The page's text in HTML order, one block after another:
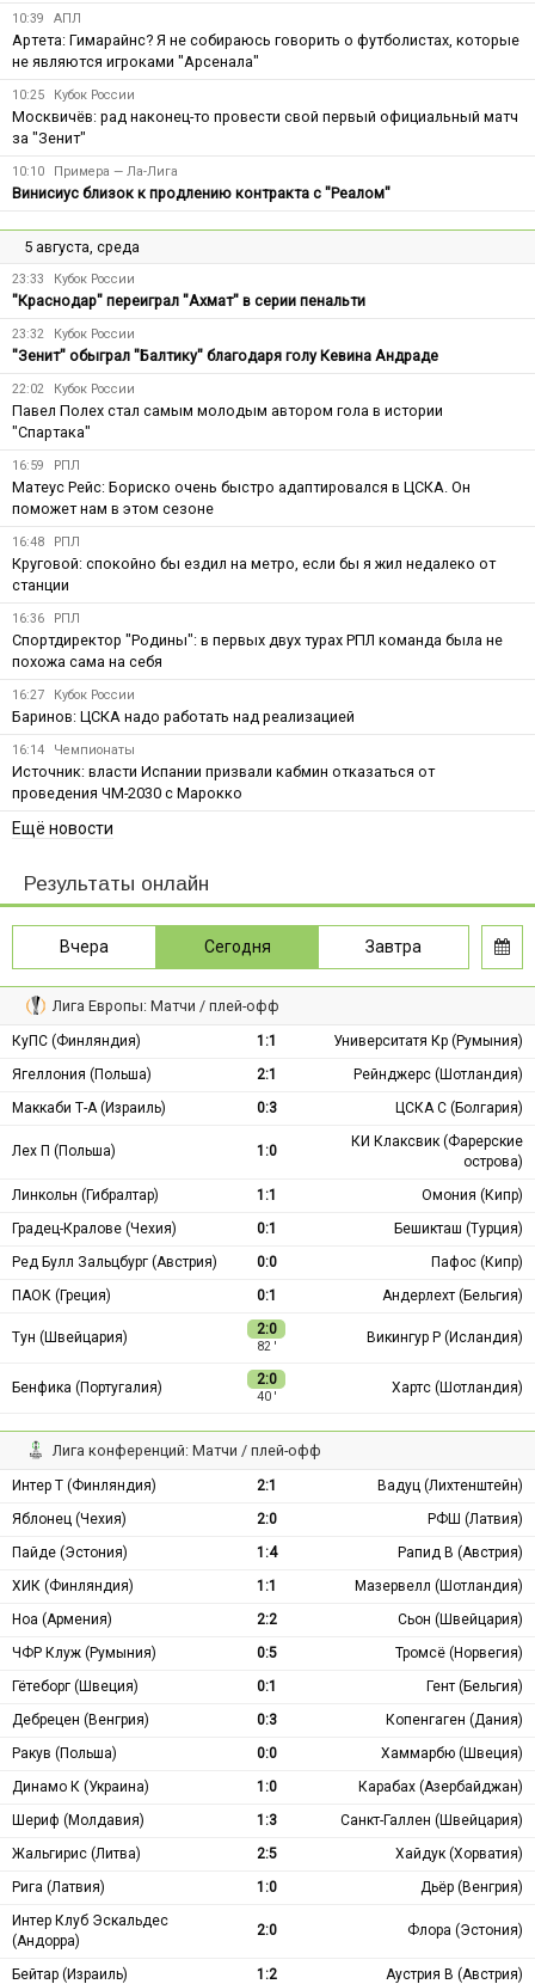
10:39 АПЛ
Артета: Гимарайнс? Я не собираюсь говорить о футболистах, которые
не являются игроками "Арсенала"
10:25 Кубок России
Москвичёв: рад наконец-то провести свой первый официальный матч
за "Зенит"
10:10 Примера — Ла-Лига
Винисиус близок к продлению контракта с "Реалом"
5 августа, среда
23:33 Кубок России
"Краснодар" переиграл "Ахмат" в серии пенальти
23:32 Кубок России
"Зенит" обыграл "Балтику" благодаря голу Кевина Андраде
22:02 Кубок России
Павел Полех стал самым молодым автором гола в истории
"Спартака"
16:59 РПЛ
Матеус Рейс: Бориско очень быстро адаптировался в ЦСКА. Он
поможет нам в этом сезоне
16:48 РПЛ
Круговой: спокойно бы ездил на метро, если бы я жил недалеко от
станции
16:36 РПЛ
Спортдиректор "Родины": в первых двух турах РПЛ команда была не
похожа сама на себя
16:27 Кубок России
Баринов: ЦСКА надо работать над реализацией
16:14 Чемпионаты
Источник: власти Испании призвали кабмин отказаться от
проведения ЧМ-2030 с Марокко
Ещё новости
Результаты онлайн
Вчера Сегодня Завтра
Лига Европы: Матчи / плей-офф
КуПС (Финляндия) 1:1
Университатя Кр (Румыния)
Ягеллония (Польша)
2:1
Рейнджерс (Шотландия)
Маккаби Т-А (Израиль)
0:3 ЦСКА С (Болгария)
Лех П (Польша) 1:0
КИ Клаксвик (Фарерские
острова)
Линкольн (Гибралтар)
1:1
Омония (Кипр)
Градец-Кралове (Чехия)
0:1
Бешикташ (Турция)
Ред Булл Зальцбург (Австрия)
0:0
Пафос (Кипр)
ПАОК (Греция)
0:1 Андерлехт (Бельгия)
Тун (Швейцария) 2:0
82 ′
Викингур Р (Исландия)
Бенфика (Португалия) 2:0
40 ′
Хартс (Шотландия)
Лига конференций: Матчи / плей-офф
Интер Т (Финляндия) 2:1
Вадуц (Лихтенштейн)
Яблонец (Чехия)
2:0
РФШ (Латвия)
Пайде (Эстония)
1:4
Рапид В (Австрия)
ХИК (Финляндия)
1:1
Мазервелл (Шотландия)
Ноа (Армения)
2:2
Сьон (Швейцария)
ЧФР Клуж (Румыния)
0:5
Тромсё (Норвегия)
Гётеборг (Швеция)
0:1
Гент (Бельгия)
Дебрецен (Венгрия)
0:3
Копенгаген (Дания)
Ракув (Польша)
0:0
Хаммарбю (Швеция)
Динамо К (Украина)
1:0
Карабах (Азербайджан)
Шериф (Молдавия)
1:3
Санкт-Галлен (Швейцария)
Жальгирис (Литва)
2:5
Хайдук (Хорватия)
Рига (Латвия)
1:0
Дьёр (Венгрия)
Интер Клуб Эскальдес
(Андорра)
2:0 Флора (Эстония)
Бейтар (Израиль) 1:2 Аустрия В (Австрия)